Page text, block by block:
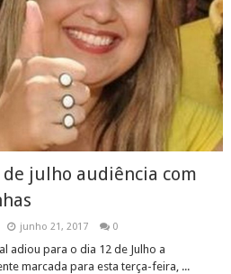
de julho audiência com
junho 21, 2017 0
adiou para o dia 12 de Julho a
marcada para esta terça-feira, ...